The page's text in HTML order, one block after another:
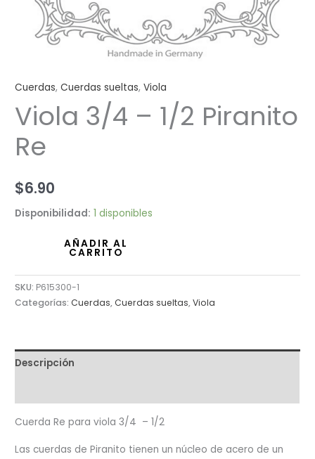
Cuerdas,Cuerdas sueltas,Viola
Viola 3/4 – 1/2 Piranito
Re
$6.90
Disponibilidad: 1 disponibles
AÑADIR AL
CARRITO
SKU: P615300-1
Categorías:Cuerdas,Cuerdas sueltas,Viola
Descripción
Cuerda Re para viola 3/4 – 1/2
Las cuerdas de Piranito tienen un núcleo de acero de un